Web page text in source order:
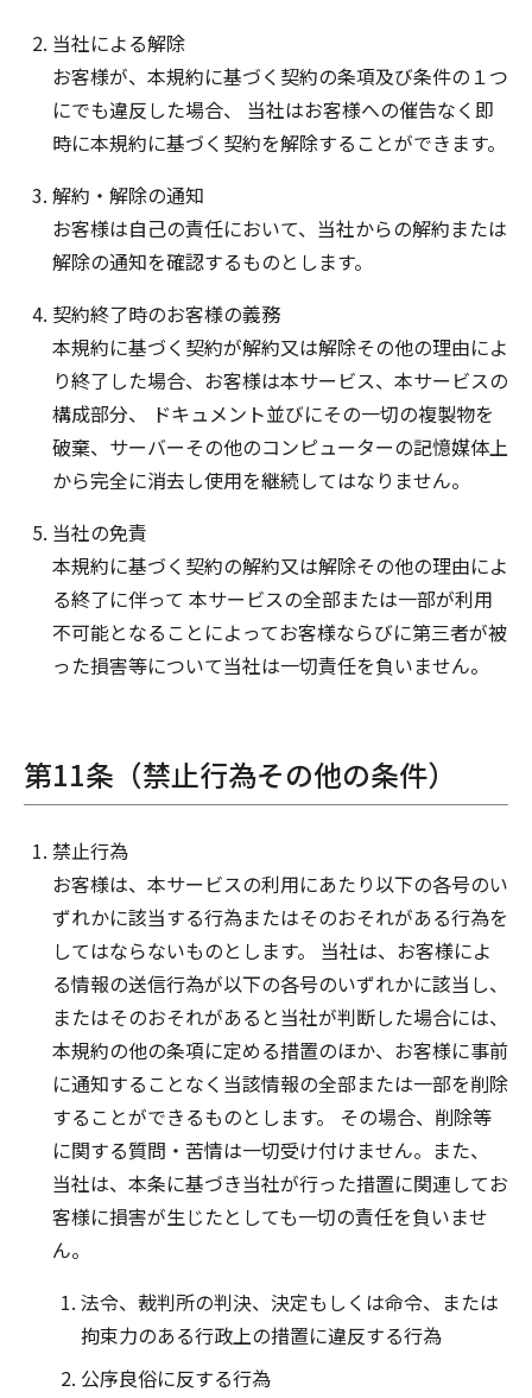
当社による解除
お客様が、本規約に基づく契約の条項及び条件の１つ
にでも違反した場合、 当社はお客様への催告なく即
時に本規約に基づく契約を解除することができます。
解約・解除の通知
お客様は自己の責任において、当社からの解約または
解除の通知を確認するものとします。
契約終了時のお客様の義務
本規約に基づく契約が解約又は解除その他の理由によ
り終了した場合、お客様は本サービス、本サービスの
構成部分、 ドキュメント並びにその一切の複製物を
破棄、サーバーその他のコンピューターの記憶媒体上
から完全に消去し使用を継続してはなりません。
当社の免責
本規約に基づく契約の解約又は解除その他の理由によ
る終了に伴って 本サービスの全部または一部が利用
不可能となることによってお客様ならびに第三者が被
った損害等について当社は一切責任を負いません。
第11条（禁止行為その他の条件）
禁止行為
お客様は、本サービスの利用にあたり以下の各号のい
ずれかに該当する行為またはそのおそれがある行為を
してはならないものとします。 当社は、お客様によ
る情報の送信行為が以下の各号のいずれかに該当し、
またはそのおそれがあると当社が判断した場合には、
本規約の他の条項に定める措置のほか、お客様に事前
に通知することなく当該情報の全部または一部を削除
することができるものとします。 その場合、削除等
に関する質問・苦情は一切受け付けません。また、
当社は、本条に基づき当社が行った措置に関連してお
客様に損害が生じたとしても一切の責任を負いませ
ん。
法令、裁判所の判決、決定もしくは命令、または
拘束力のある行政上の措置に違反する行為
公序良俗に反する行為